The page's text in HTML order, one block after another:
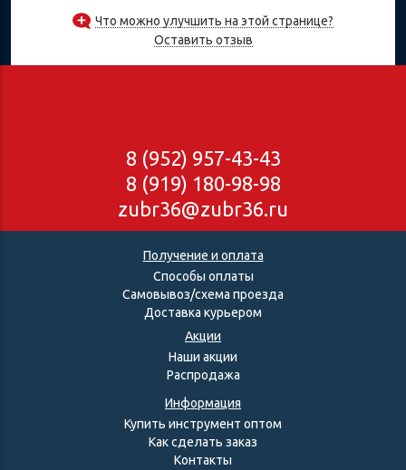
Что можно улучшить на этой странице?
Оставить отзыв
8 (952) 957-43-43
8 (919) 180-98-98
zubr36@zubr36.ru
Получение и оплата
Способы оплаты
Самовывоз/схема проезда
Доставка курьером
Акции
Наши акции
Распродажа
Информация
Купить инструмент оптом
Как сделать заказ
Контакты